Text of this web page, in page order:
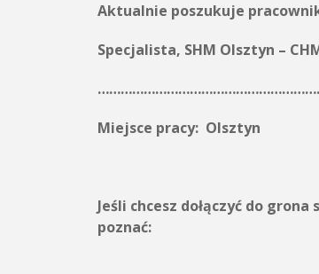
Aktualnie poszukuje
Specjalista, SHM Olsztyn –
Miejsce pracy: Olsztyn
Jeśli chcesz dołączyć do
poznać: